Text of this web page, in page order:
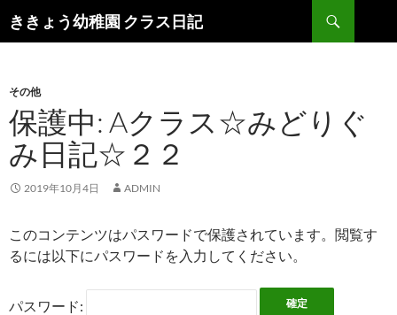
ききょう幼稚園 クラス日記
索
ン
ツ
へ
ス
キ
ッ
その他
保護中: Aクラス☆みどりぐ
み日記☆２２
2019年10月4日 ADMIN
このコンテンツはパスワードで保護されています。閲覧す
るには以下にパスワードを入力してください。
パスワード: